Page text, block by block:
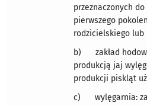
przeznaczonych
pierwszego
rodzicielskiego
b) zakład
produkcją jaj
produkcji piskląt
c) wylęgarnia: